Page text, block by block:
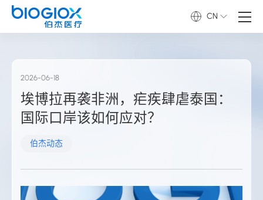
CN
2026-06-18
埃博拉再袭非洲，疟疾肆虐泰国：
国际口岸该如何应对？
伯杰动态